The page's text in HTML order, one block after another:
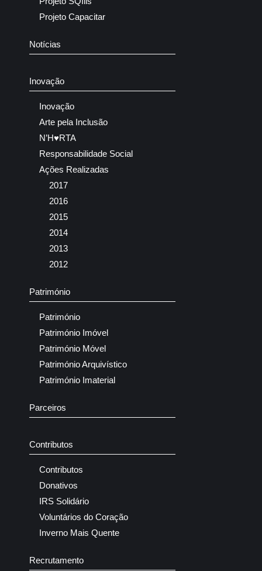
Projeto Capacitar
Notícias
Inovação
Inovação
Arte pela Inclusão
N’H♥RTA
Responsabilidade Social
Ações Realizadas
2017
2016
2015
2014
2013
2012
Património
Património
Património Imóvel
Património Móvel
Património Arquivístico
Património Imaterial
Parceiros
Contributos
Contributos
Donativos
IRS Solidário
Voluntários do Coração
Inverno Mais Quente
Recrutamento